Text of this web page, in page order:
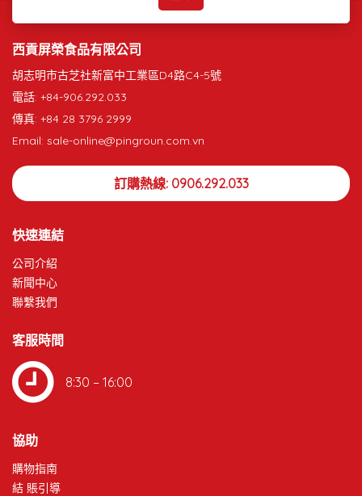
西貢屏榮食品有限公司
胡志明市古芝社新富中工業區D4路C4-5號
電話: +84-906.292.033
傳真: +84 28 3796 2999
Email: sale-online@pingroun.com.vn
訂購熱線: 0906.292.033
快速連結
公司介紹
新聞中心
聯繫我們
客服時間
8:30 – 16:00
協助
購物指南
結 賬引導